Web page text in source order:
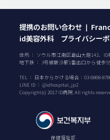
提携のお問い合わせ |
id美容外科 プライバシー
住所 ： ソウル市江南区島山大路142、ID
地下鉄 ： 3号線新沙駅1番出口から徒歩
TEL ： 日本からかける場合： 03-6868-
LINE ID ： @idhospital_jp2
Copyright(c) 2017 ID病院. All rights
保健福祉部